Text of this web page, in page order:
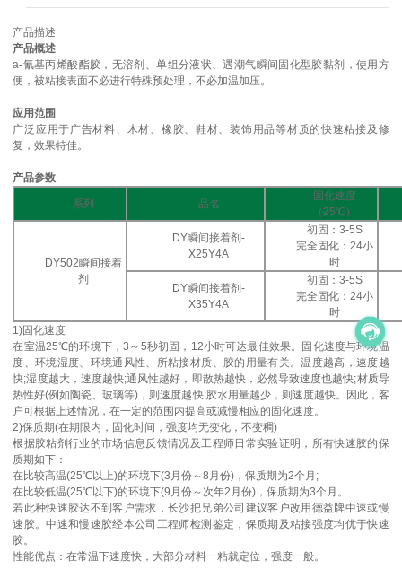
产品描述
产品概述
a-氰基丙烯酸酯胶，无溶剂、单组分液状、遇潮气瞬间固化型胶黏剂，使用方
便，被粘接表面不必进行特殊预处理，不必加温加压。
应用范围
广泛应用于广告材料、木材、橡胶、鞋材、装饰用品等材质的快速粘接及修
复，效果特佳。
产品参数
系列 品名
固化速度
（25℃）
DY502瞬间接着
剂
DY瞬间接着剂-
X25Y4A
初固：3-5S
完全固化：24小
时
DY瞬间接着剂-
X35Y4A
初固：3-5S
完全固化：24小
时
1)固化速度
在室温25℃的环境下，3～5秒初固，12小时可达最佳效果。固化速度与环境温
度、环境湿度、环境通风性、所粘接材质、胶的用量有关。温度越高，速度越
快;湿度越大，速度越快;通风性越好，即散热越快，必然导致速度也越快;材质导
热性好(例如陶瓷、玻璃等)，则速度越快;胶水用量越少，则速度越快。因此，客
户可根据上述情况，在一定的范围内提高或减慢相应的固化速度。
2)保质期(在期限内，固化时间，强度均无变化，不变稠)
根据胶粘剂行业的市场信息反馈情况及工程师日常实验证明，所有快速胶的保
质期如下：
在比较高温(25℃以上)的环境下(3月份～8月份)，保质期为2个月;
在比较低温(25℃以下)的环境下(9月份～次年2月份)，保质期为3个月。
若此种快速胶达不到客户需求，长沙把兄弟公司建议客户改用德益牌中速或慢
速胶。中速和慢速胶经本公司工程师检测鉴定，保质期及粘接强度均优于快速
胶。
性能优点：在常温下速度快，大部分材料一粘就定位，强度一般。